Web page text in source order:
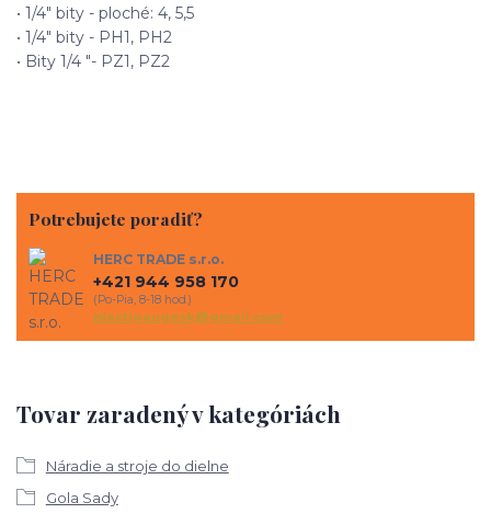
• 1/4" bity - ploché: 4, 5,5
• 1/4" bity - PH1, PH2
• Bity 1/4 "- PZ1, PZ2
Tovar zaradený v kategóriách
Náradie a stroje do dielne
Gola Sady
Potrebujete poradiť?
HERC TRADE s.r.o.
+421 944 958 170
(Po-Pia, 8-18 hod.)
plastigaugesk@gmail.com